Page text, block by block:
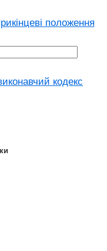
положення
кодекс